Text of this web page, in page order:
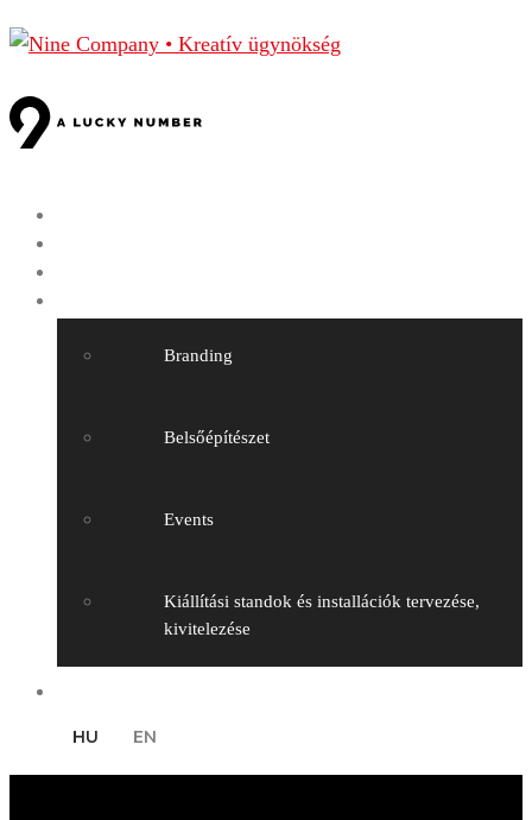
Branding
Belsőépítészet
Events
Kiállítási standok és installációk tervezése,
kivitelezése